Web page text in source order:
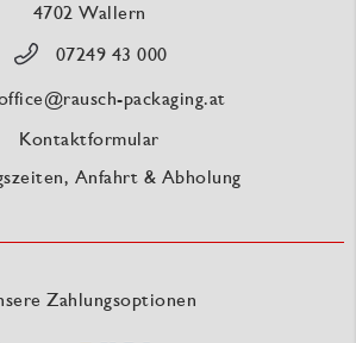
4702 Wallern
07249 43 000
packaging.at
Kontaktformular
Anfahrt & Abholung
Zahlungsoptionen